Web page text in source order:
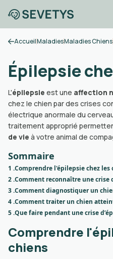
AccueilMaladiesMaladies Chiens
Épilepsie
L'épilepsie est une affection
chez le chien par des crises
électrique anormale du
traitement approprié
de vie à votre animal de
Sommaire
1 .Comprendre l'épilepsie chez les
2 .Comment reconnaître une crise
3 .Comment diagnostiquer un
4 .Comment traiter un chien
5 .Que faire pendant une crise
Comprendre
chiens